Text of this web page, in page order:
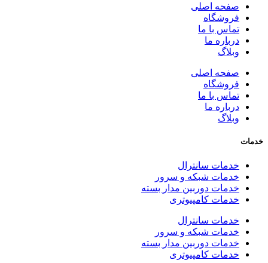
صفحه اصلی
فروشگاه
تماس با ما
درباره ما
وبلاگ
صفحه اصلی
فروشگاه
تماس با ما
درباره ما
وبلاگ
خدمات
خدمات سانترال
خدمات شبکه و سرور
خدمات دوربین مدار بسته
خدمات کامپیوتری
خدمات سانترال
خدمات شبکه و سرور
خدمات دوربین مدار بسته
خدمات کامپیوتری